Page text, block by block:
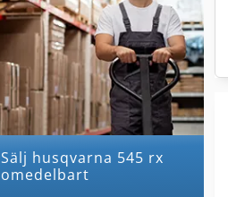
Sälj husqvarna 545 rx
omedelbart